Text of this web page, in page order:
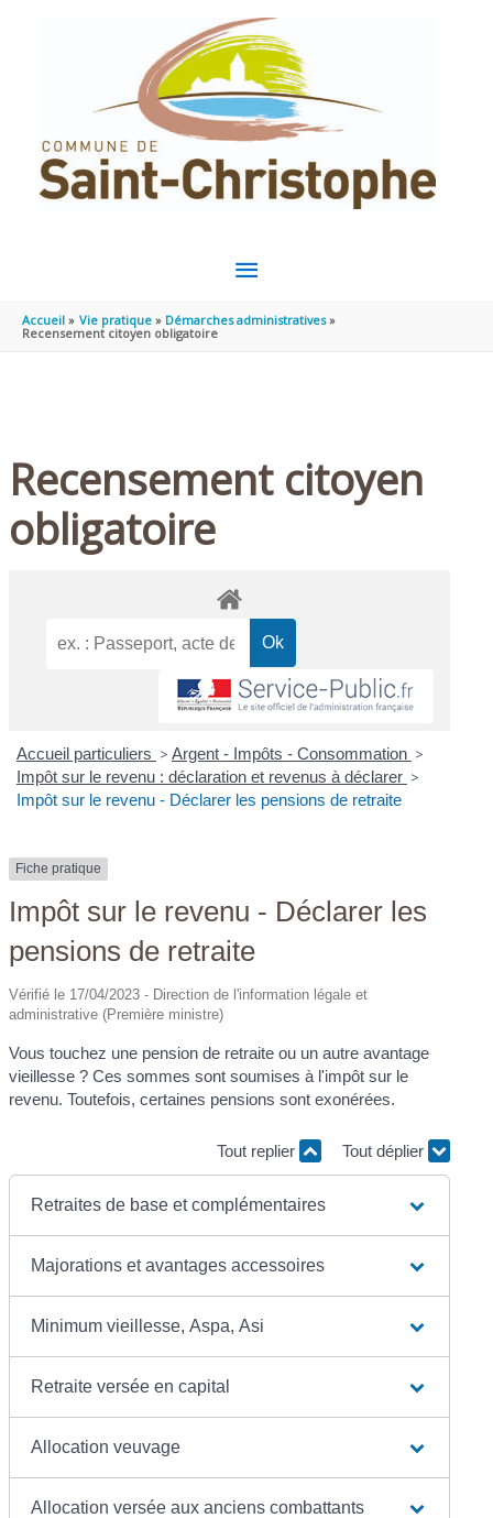
MENU
PRINCIPAL
Accueil Vie pratique
Démarches administratives
Recensement citoyen obligatoire
Recensement citoyen
obligatoire
Accueil particuliers > Argent - Impôts - Consommation >
Impôt sur le revenu : déclaration et revenus à déclarer >
Impôt sur le revenu - Déclarer les pensions de retraite
Fiche pratique
Impôt sur le revenu - Déclarer les
pensions de retraite
Vérifié le 17/04/2023 - Direction de l'information légale et
administrative (Première ministre)
Vous touchez une pension de retraite ou un autre avantage
vieillesse ? Ces sommes sont soumises à l'impôt sur le
revenu. Toutefois, certaines pensions sont exonérées.
Tout replier Tout déplier
Retraites de base et complémentaires
Majorations et avantages accessoires
Minimum vieillesse, Aspa, Asi
Retraite versée en capital
Allocation veuvage
Allocation versée aux anciens combattants